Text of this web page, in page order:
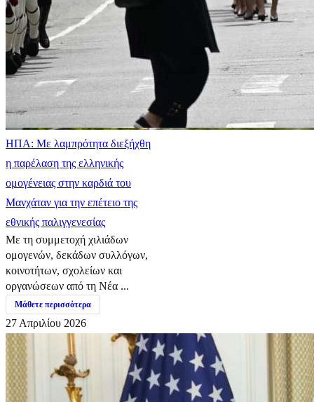
ΗΠΑ: Με λαμπρότητα διεξήχθη
η παρέλαση της ελληνικής
ομογένειας στην καρδιά του
Μανχάταν για την επέτειο της
εθνικής παλιγγενεσίας
Με τη συμμετοχή χιλιάδων
ομογενών, δεκάδων συλλόγων,
κοινοτήτων, σχολείων και
οργανώσεων από τη Νέα ...
Μάθετε περισσότερα
27 Απριλίου 2026